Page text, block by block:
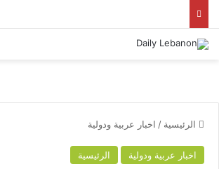
الرئيسية / اخبار عربية ودولية
اخبار عربية ودولية الرئيسية